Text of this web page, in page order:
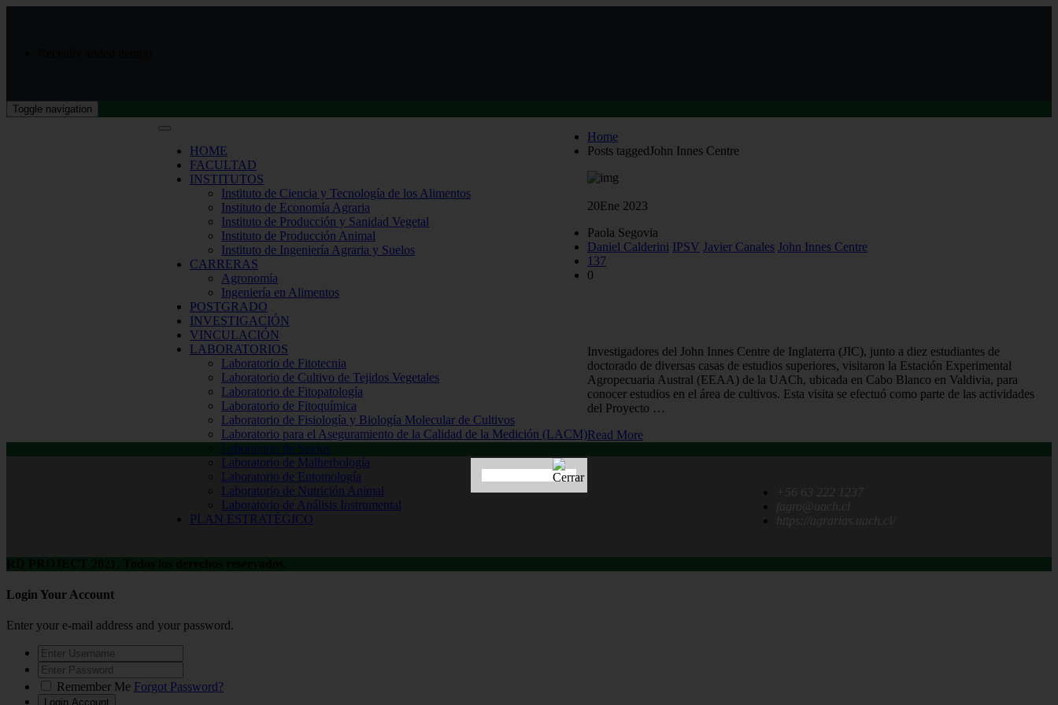
Toggle navigation
HOME
FACULTAD
INSTITUTOS
Instituto de Ciencia y Tecnología de los Alimentos
Instituto de Economía Agraria
Instituto de Producción y Sanidad Vegetal
Instituto de Producción Animal
Instituto de Ingeniería Agraria y Suelos
CARRERAS
Agronomía
Ingeniería en Alimentos
POSTGRADO
INVESTIGACIÓN
VINCULACIÓN
LABORATORIOS
Laboratorio de Fitotecnia
Laboratorio de Cultivo de Tejidos Vegetales
Laboratorio de Fitopatología
Laboratorio de Fitoquímica
Laboratorio de Fisiología y Biología Molecular de Cultivos
Laboratorio para el Aseguramiento de la Calidad de la Medición (LACM)
Laboratorio de Suelos
Laboratorio de Malherbología
Laboratorio de Entomología
Laboratorio de Nutrición Animal
Laboratorio de Análisis Instrumental
PLAN ESTRATÉGICO
Home
Posts taggedJohn Innes Centre
20Ene 2023
Paola Segovia
Daniel Calderini IPSV Javier Canales John Innes Centre
137
0
Investigadores del John Innes Centre de Inglaterra (JIC), junto a diez estudiantes de
doctorado de diversas casas de estudios superiores, visitaron la Estación Experimental
Agropecuaria Austral (EEAA) de la UACh, ubicada en Cabo Blanco en Valdivia, para
conocer estudios en el área de cultivos. Esta visita se efectuó como parte de las actividades
del Proyecto …
Read More
Login Your Account
Enter your e-mail address and your password.
Remember Me Forgot Password?